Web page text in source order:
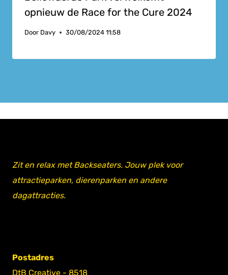
opnieuw de Race for the Cure 2024
Door Davy 30/08/2024 11:58
Zit en relax met Backseaters. Jouw plek voor
attractieparken, dierenparken en andere
dagattracties.
Postadres
DtB Creative - 8518